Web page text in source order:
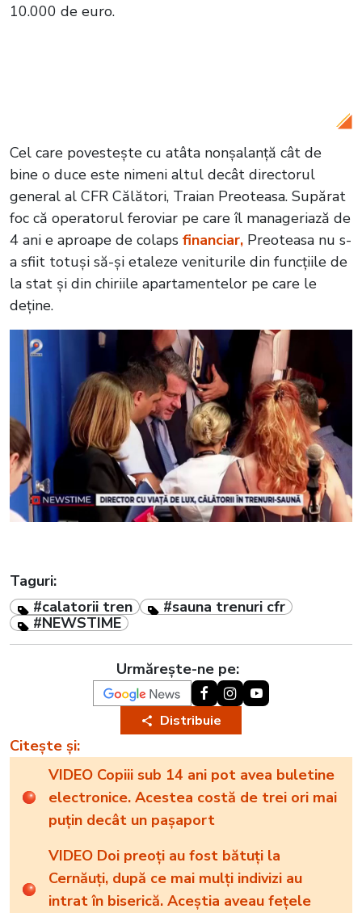
10.000 de euro.
Cel care povestește cu atâta nonșalanță cât de
bine o duce este nimeni altul decât directorul
general al CFR Călători, Traian Preoteasa. Supărat
foc că operatorul feroviar pe care îl manageriază de
4 ani e aproape de colaps financiar, Preoteasa nu s-
a sfiit totuși să-și etaleze veniturile din funcțiile de
la stat și din chiriile apartamentelor pe care le
deține.
Taguri:
#calatorii tren
#sauna trenuri cfr
#NEWSTIME
Urmărește-ne pe:
Distribuie
Citește și:
VIDEO Copiii sub 14 ani pot avea buletine
electronice. Acestea costă de trei ori mai
puțin decât un pașaport
VIDEO Doi preoți au fost bătuți la
Cernăuți, după ce mai mulți indivizi au
intrat în biserică. Aceștia aveau fețele